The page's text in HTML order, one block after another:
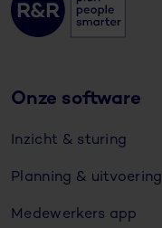
Onze software
Inzicht & sturing
Planning & uitvoering
Medewerkers app